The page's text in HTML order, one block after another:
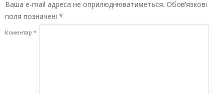
Ваша e-mail адреса не оприлюднюватиметься. Обов’язкові
поля позначені *
Коментар *